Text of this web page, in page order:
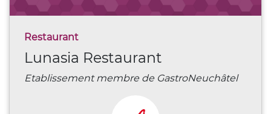
Restaurant
Lunasia Restaurant
Etablissement membre de GastroNeuchâtel